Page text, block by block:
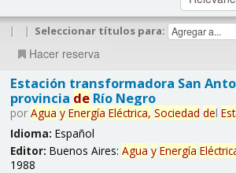
| | Seleccionar títulos para:
Hacer reserva
Estación transformadora San
provincia deRío Negro
por Agua y Energía Eléctrica, Sociedad del
Idioma: Español
Editor: Buenos Aires: Agua y Energía
1988